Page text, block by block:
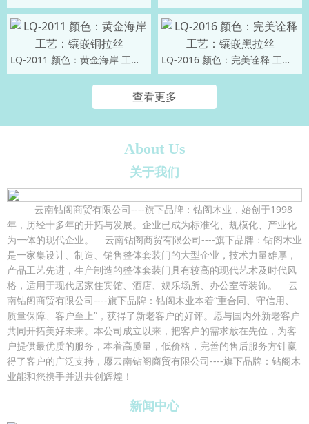
LQ-2011 颜色：黄金海岸 工艺：镶嵌铜拉丝 LQ-2016 颜色：完美诠释 工艺：镶嵌黑拉丝
查看更多
About Us
关于我们
云南钻阁商贸有限公司----旗下品牌：钻阁木业，始创于1998
年，历经十多年的开拓与发展。企业已成为标准化、规模化、产业化
为一体的现代企业。 云南钻阁商贸有限公司----旗下品牌：钻阁木业
是一家集设计、制造、销售整体套装门的大型企业，技术力量雄厚，
产品工艺先进，生产制造的整体套装门具有较高的现代艺术及时代风
格，适用于现代居家住宾馆、酒店、娱乐场所、办公室等装饰。 云
南钻阁商贸有限公司----旗下品牌：钻阁木业本着“重合同、守信用、
质量保障、客户至上”，获得了新老客户的好评。愿与国内外新老客户
共同开拓美好未来。本公司成立以来，把客户的需求放在先位，为客
户提供最优质的服务，本着高质量，低价格，完善的售后服务方针赢
得了客户的广泛支持，愿云南钻阁商贸有限公司----旗下品牌：钻阁木
业能和您携手并进共创辉煌！
新闻中心